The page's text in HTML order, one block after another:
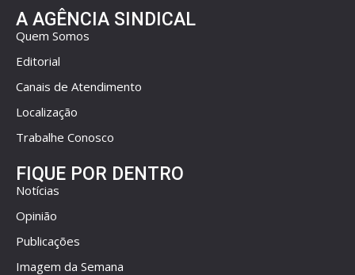
A AGÊNCIA SINDICAL
Quem Somos
Editorial
Canais de Atendimento
Localização
Trabalhe Conosco
FIQUE POR DENTRO
Notícias
Opinião
Publicações
Imagem da Semana